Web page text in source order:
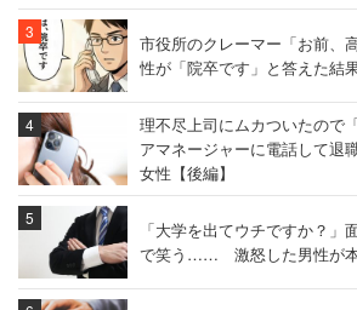
市役所のクレーマー「お前、
性が「院卒です」と答えた結
理不尽上司にムカついたので
アマネージャーに電話して退
女性【後編】
「大学を出てウチですか？」
で笑う…… 激怒した男性が本